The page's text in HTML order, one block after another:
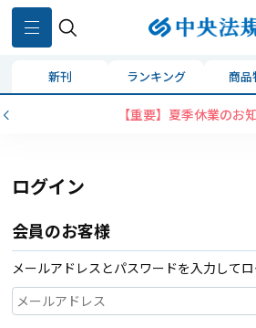
新刊 ランキング 商品
【重要】夏季休業のお
ログイン
会員のお客様
メールアドレスとパスワードを入力してロ